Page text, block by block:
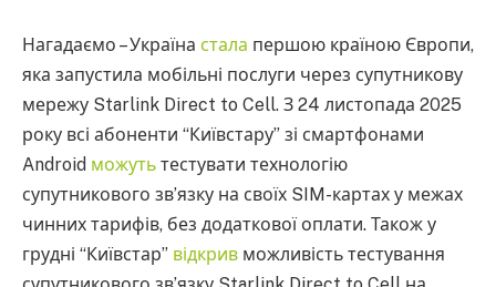
Нагадаємо – Україна стала першою країною Європи,
яка запустила мобільні послуги через супутникову
мережу Starlink Direct to Cell. З 24 листопада 2025
року всі абоненти “Київстару” зі смартфонами
Android можуть тестувати технологію
супутникового зв’язку на своїх SIM-картах у межах
чинних тарифів, без додаткової оплати. Також у
грудні “Київстар” відкрив можливість тестування